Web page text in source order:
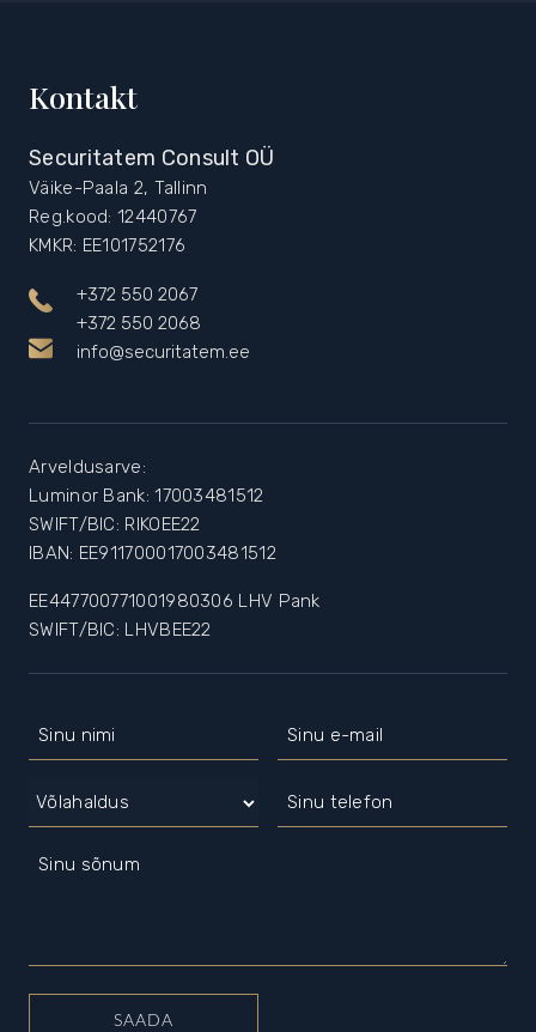
Kontakt
Securitatem Consult OÜ
Väike-Paala 2, Tallinn
Reg.kood: 12440767
KMKR: EE101752176
+372 550 2067
+372 550 2068
info@securitatem.ee
Arveldusarve:
Luminor Bank: 17003481512
SWIFT/BIC: RIKOEE22
IBAN: EE911700017003481512
EE447700771001980306 LHV Pank
SWIFT/BIC: LHVBEE22